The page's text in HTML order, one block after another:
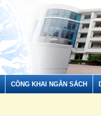
CÔNG KHAI NGÂN SÁCH